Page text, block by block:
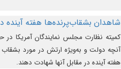
شاهدان بشقاب‌پرنده‌ها هفته آینده
کمیته نظارت مجلس نمایندگان آمریکا در
آنچه دولت و به‌ویژه ارتش در مورد بشقاب
هفته آینده در مقابل آنها شهادت دهند.